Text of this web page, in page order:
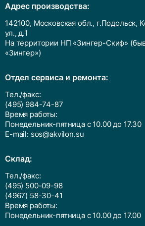
Адрес производства:
142100, Московская обл., г.Подольск,
ул., д.1
На территории НП «Зингер-Скиф»
«Зингер»)
Отдел сервиса и ремонта:
Тел./факс:
(495) 984-74-87
Время работы:
Понедельник-пятница с 10.00 до 17.30
E-mail: sos@akvilon.su
Cклад:
Тел./факс:
(495) 500-09-98
(4967) 58-30-41
Время работы:
Понедельник-пятница с 10.00 до 17.00